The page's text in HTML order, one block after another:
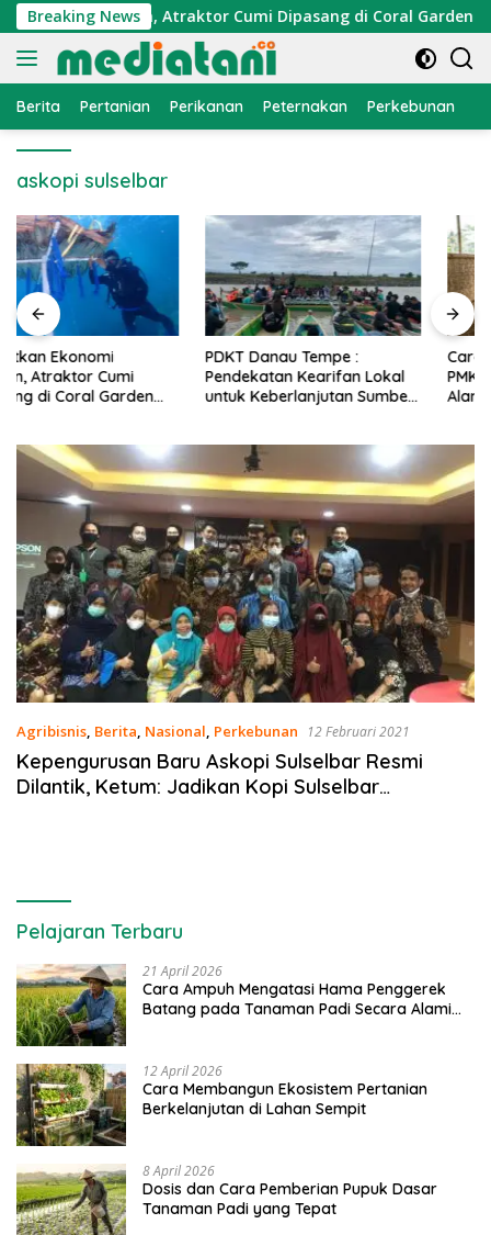
Langsung
ke
konten
Breaking News
Nelayan, Atraktor Cumi Dipasang di Coral Garden
Berita Pertanian Perikanan Peternakan Perkebunan
askopi sulselbar
PDKT Danau Tempe :
Pendekatan Kearifan Lokal
untuk Keberlanjutan Sumber
Cara Mengatasi Penyakit
PMK pada Sapi Perah Secara
Alami dan Medis
Agribisnis, Berita, Nasional, Perkebunan 12 Februari 2021
Kepengurusan Baru Askopi Sulselbar Resmi
Dilantik, Ketum: Jadikan Kopi Sulselbar
Pelajaran Terbaru
21 April 2026
Cara Ampuh Mengatasi Hama Penggerek
Batang pada Tanaman Padi Secara Alami
12 April 2026
Cara Membangun Ekosistem Pertanian
Berkelanjutan di Lahan Sempit
8 April 2026
Dosis dan Cara Pemberian Pupuk Dasar
Tanaman Padi yang Tepat